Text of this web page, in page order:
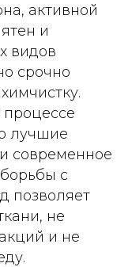
рассказала,
снова как
активной
и
видов
срочно
процессе
лучшие
современное
с
позволяет
не
и не